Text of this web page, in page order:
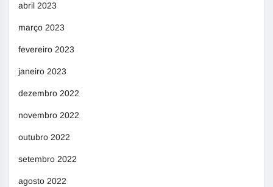
abril 2023
março 2023
fevereiro 2023
janeiro 2023
dezembro 2022
novembro 2022
outubro 2022
setembro 2022
agosto 2022